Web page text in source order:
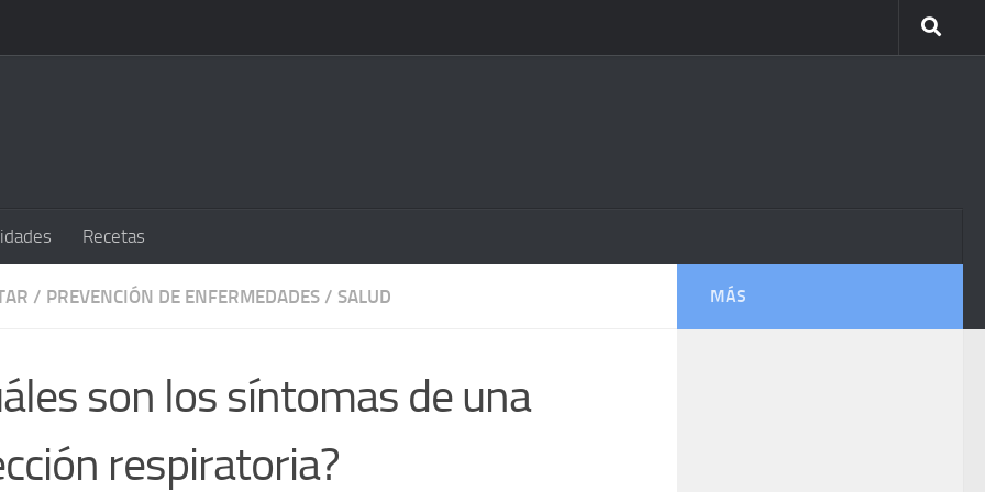
Recetas
/ PREVENCIÓN DE ENFERMEDADES / SALUD
son los síntomas de una
respiratoria?
MÁS